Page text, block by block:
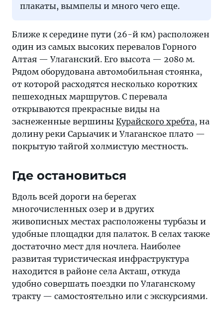
плакаты, вымпелы и много чего еще.
Ближе к середине пути (26-й км) расположен
один из самых высоких перевалов Горного
Алтая — Улаганский. Его высота — 2080 м.
Рядом оборудована автомобильная стоянка,
от которой расходятся несколько коротких
пешеходных маршрутов. С перевала
открываются прекрасные виды на
заснеженные вершины Курайского хребта, на
долину реки Сарыачик и Улаганское плато —
покрытую тайгой холмистую местность.
Где остановиться
Вдоль всей дороги на берегах
многочисленных озер и в других
живописных местах расположены турбазы и
удобные площадки для палаток. В селах также
достаточно мест для ночлега. Наиболее
развитая туристическая инфраструктура
находится в районе села Акташ, откуда
удобно совершать поездки по Улаганскому
тракту — самостоятельно или с экскурсиями.